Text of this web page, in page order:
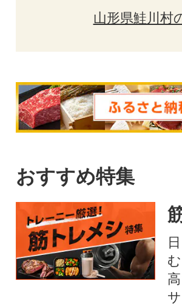
山形県鮭川村
おすすめ特集